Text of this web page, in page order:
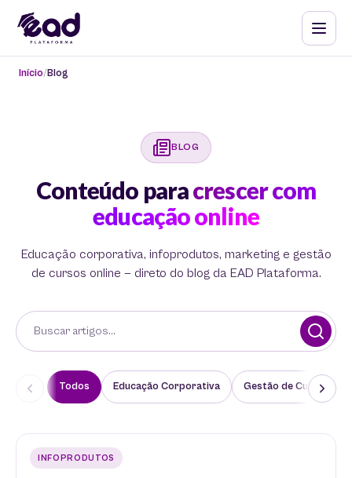
Início Blog
BLOG
Conteúdo paracrescer com
educação online
Educação corporativa, infoprodutos, marketing e gestão
de cursos online — direto do blog da EAD Plataforma.
Todos Educação Corporativa Gestão de Cursos
INFOPRODUTOS